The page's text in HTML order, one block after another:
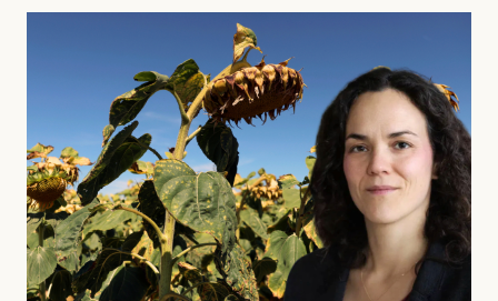
Jonas Lundström
Publicerad24 July, 2026
#23/2026
Jesper Lundby: ”Livet i sig
är ganska politiskt”
Jesper Lundby
Publicerad15 July, 2026
Uppdaterad15 July, 2026